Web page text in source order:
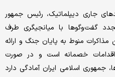
جاری دیپلماتیک، رئیس جمهور
گفت‌وگوها با میانجیگری طرف
مذاکرات منوط به پایان جنگ و ارائه
اقدامات خصمانه است و در صورت
جمهوری اسلامی ایران آمادگی دارد